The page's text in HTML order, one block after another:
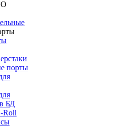
порты
БД
Roll